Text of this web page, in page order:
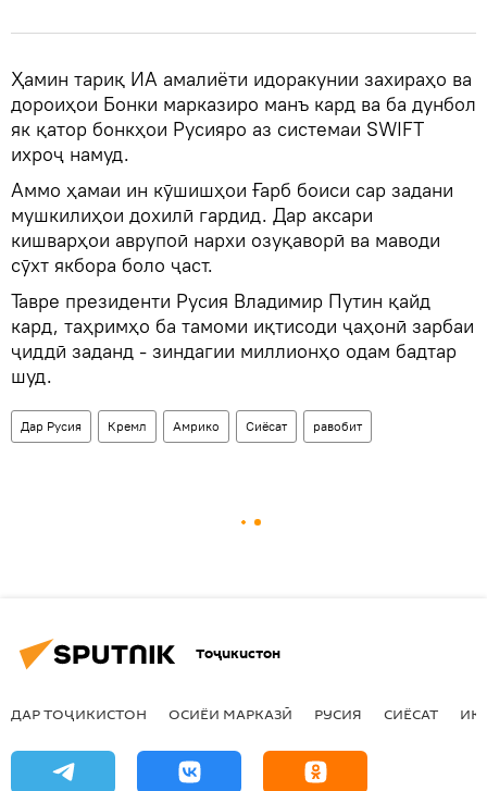
Ҳамин тариқ ИА амалиёти идоракунии захираҳо ва
дороиҳои Бонки марказиро манъ кард ва ба дунбол
як қатор бонкҳои Русияро аз системаи SWIFT
ихроҷ намуд.
Аммо ҳамаи ин кӯшишҳои Ғарб боиси сар задани
мушкилиҳои дохилӣ гардид. Дар аксари
кишварҳои аврупоӣ нархи озуқаворӣ ва маводи
сӯхт якбора боло ҷаст.
Тавре президенти Русия Владимир Путин қайд
кард, таҳримҳо ба тамоми иқтисоди ҷаҳонӣ зарбаи
ҷиддӣ заданд - зиндагии миллионҳо одам бадтар
шуд.
Дар Русия Кремл Амрико Сиёсат равобит
Тоҷикистон
ДАР ТОҶИКИСТОН ОСИЁИ МАРКАЗӢ РУСИЯ СИЁСАТ